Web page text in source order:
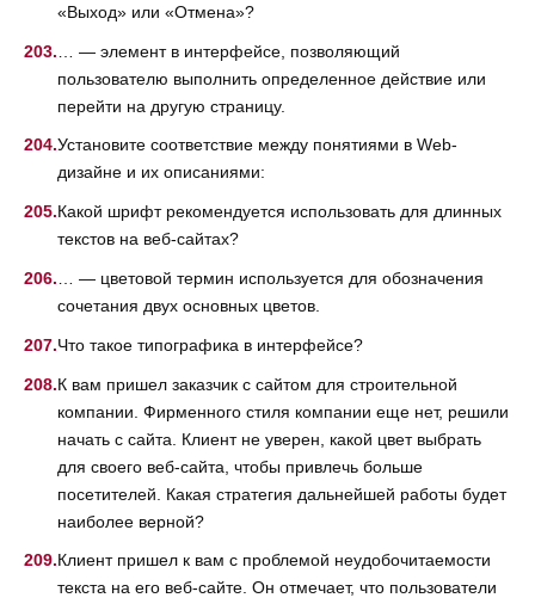
«Выход» или «Отмена»?
… — элемент в интерфейсе, позволяющий
пользователю выполнить определенное действие или
перейти на другую страницу.
Установите соответствие между понятиями в Web-
дизайне и их описаниями:
Какой шрифт рекомендуется использовать для длинных
текстов на веб-сайтах?
… — цветовой термин используется для обозначения
сочетания двух основных цветов.
Что такое типографика в интерфейсе?
К вам пришел заказчик с сайтом для строительной
компании. Фирменного стиля компании еще нет, решили
начать с сайта. Клиент не уверен, какой цвет выбрать
для своего веб-сайта, чтобы привлечь больше
посетителей. Какая стратегия дальнейшей работы будет
наиболее верной?
Клиент пришел к вам с проблемой неудобочитаемости
текста на его веб-сайте. Он отмечает, что пользователи